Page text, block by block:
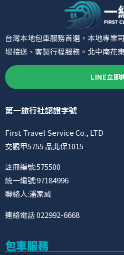
台灣本地包車服務首選，本地專業
場接送、客製行程服務。北中南花
LINE立即
第一旅行社認證字號
First Travel Service Co., LTD
交觀甲5755 品北保1015
註冊編號:575500
統一編號:97184996
聯絡人:潘家威
連絡電話 022992-6668
包車服務